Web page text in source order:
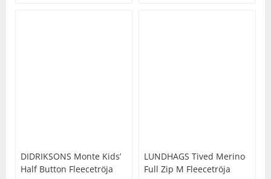
DIDRIKSONS Monte Kids’
Half Button Fleecetröja
LUNDHAGS Tived Merino
Full Zip M Fleecetröja